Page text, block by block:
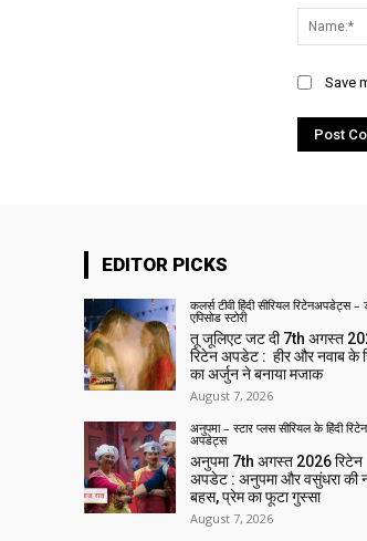
Save
EDITOR PICKS
कलर्स टीवी हिंदी सीरियल रिटेनअपडेट्स –
एपिसोड स्टोरी
तू जूलिएट जट दी 7th अगस्त
रिटेन अपडेट : हीर और नवाब के
का अर्जुन ने बनाया मजाक
August 7, 2026
अनुपमा – स्टार प्लस सीरियल के हिंदी रिटेन
अपडेट्स
अनुपमा 7th अगस्त 2026 रिटेन
अपडेट : अनुपमा और वसुंधरा की
बहस, प्रेम का फूटा गुस्सा
August 7, 2026